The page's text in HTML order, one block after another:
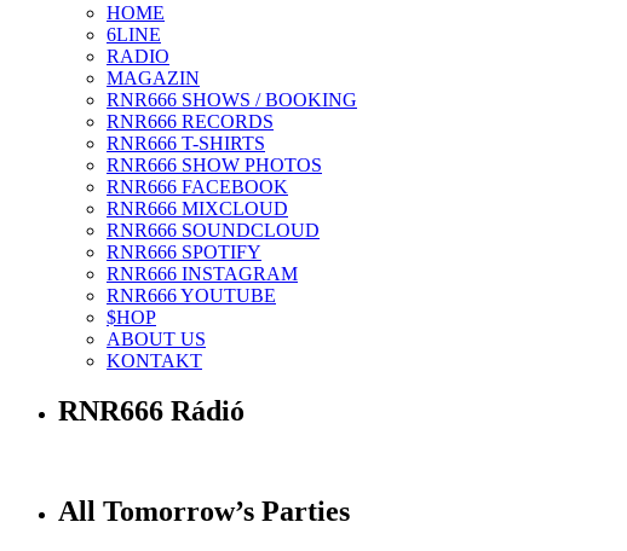
HOME
6LINE
RADIO
MAGAZIN
RNR666 SHOWS / BOOKING
RNR666 RECORDS
RNR666 T-SHIRTS
RNR666 SHOW PHOTOS
RNR666 FACEBOOK
RNR666 MIXCLOUD
RNR666 SOUNDCLOUD
RNR666 SPOTIFY
RNR666 INSTAGRAM
RNR666 YOUTUBE
$HOP
ABOUT US
KONTAKT
RNR666 Rádió
All Tomorrow’s Parties